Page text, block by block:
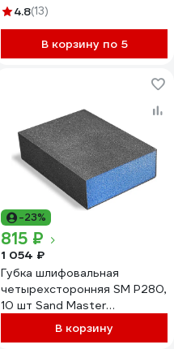
TL12242
4.8(13)
В корзину по 5
-23%
815 ₽
1 054 ₽
Губка шлифовальная
четырехсторонняя SM Р280,
10 шт Sand Master
4673751374759В корзину